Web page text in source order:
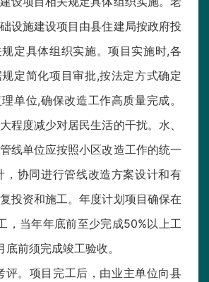
设施建设项目由县住建局按政府投
定具体组织实施。项目实施时,各
定简化项目审批,按法定方式确定
单位,确保改造工作高质量完成。
程度减少对居民生活的干扰。水、
线单位应按照小区改造工作的统一
，协同进行管线改造方案设计和有
投资和施工。年度计划项目确保在
，当年年底前至少完成50%以上工
前须完成竣工验收。
评。项目完工后，由业主单位向县